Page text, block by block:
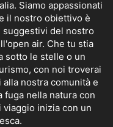
Siamo appassionati
il nostro obiettivo è
del nostro
air. Che tu stia
sotto le stelle o un
con noi troverai
nostra comunità e
fuga nella natura con
viaggio inizia con un